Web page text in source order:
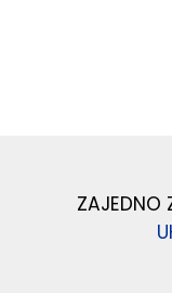
ZAJEDNO